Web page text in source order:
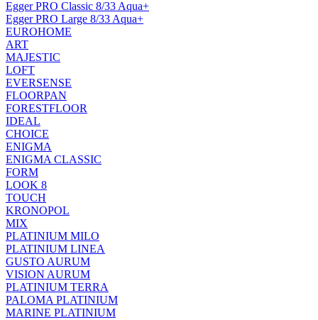
Egger PRO Classic 8/33 Aqua+
Egger PRO Large 8/33 Aqua+
EUROHOME
ART
MAJESTIC
LOFT
EVERSENSE
FLOORPAN
FORESTFLOOR
IDEAL
CHOICE
ENIGMA
ENIGMA CLASSIC
FORM
LOOK 8
TOUCH
KRONOPOL
MIX
PLATINIUM MILO
PLATINIUM LINEA
GUSTO AURUM
VISION AURUM
PLATINIUM TERRA
PALOMA PLATINIUM
MARINE PLATINIUM